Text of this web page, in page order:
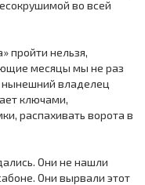
во всей
пройти нельзя,
месяцы мы не раз
нынешний владелец
ключами,
распахивать ворота в
Они не нашли
Они вырвали этот